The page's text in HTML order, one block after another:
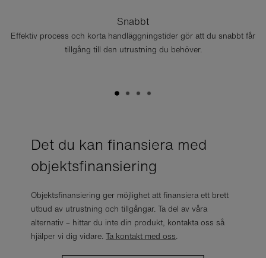
Snabbt
Effektiv process och korta handläggningstider gör att du snabbt får
tillgång till den utrustning du behöver.
Det du kan finansiera med
objektsfinansiering
Objektsfinansiering ger möjlighet att finansiera ett brett
utbud av utrustning och tillgångar. Ta del av våra
alternativ – hittar du inte din produkt, kontakta oss så
hjälper vi dig vidare.Ta kontakt med oss.